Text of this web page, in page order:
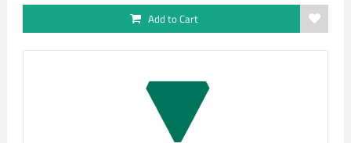
Add to Cart